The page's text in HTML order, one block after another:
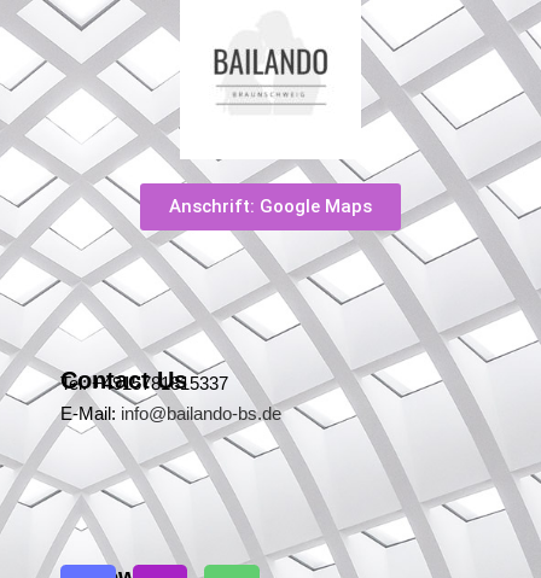
Anschrift: Google Maps
Contact Us
Tel: +4915781815337
E-Mail: info@bailando-bs.de